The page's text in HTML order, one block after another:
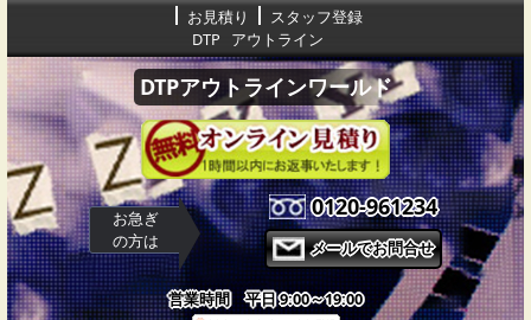
DTP アウトライン
お見積り スタッフ登録
DTPアウトラインワールド
お急ぎ
の方は
0120-961234
メールでお問合せ
営業時間 平日 9:00～19:00